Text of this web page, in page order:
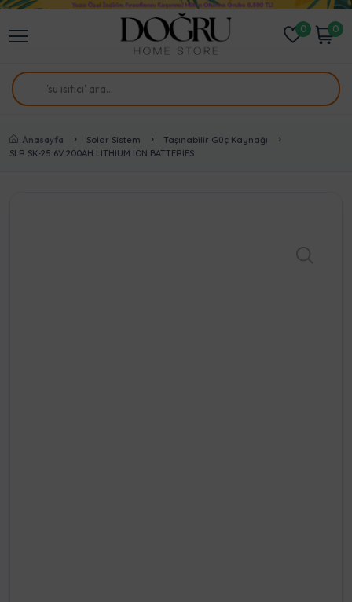
0 0
Anasayfa Solar Sistem
Taşınabilir Güç Kaynağı
SLR SK-25.6V 200AH LITHIUM ION BATTERIES